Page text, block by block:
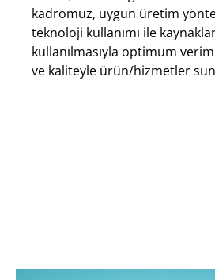
kadromuz, uygun üretim
teknoloji kullanımı ile
kullanılmasıyla optimum
ve kaliteyle ürün/hizmetler